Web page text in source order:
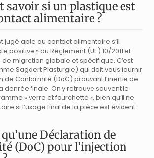
savoir si un plastique est
alimentaire ?
jugé apte au contact alimentaire s’il
positive » du Règlement (UE) 10/2011 et
de migration globale et spécifique. C’est
Sagaert Plasturgie) qui doit vous fournir
de Conformité (DoC) prouvant l’inertie de
denrée finale. On y retrouve souvent le
« verre et fourchette », bien qu’il ne
si l’usage final de la pièce est évident.
qu’une Déclaration de
(DoC) pour l’injection